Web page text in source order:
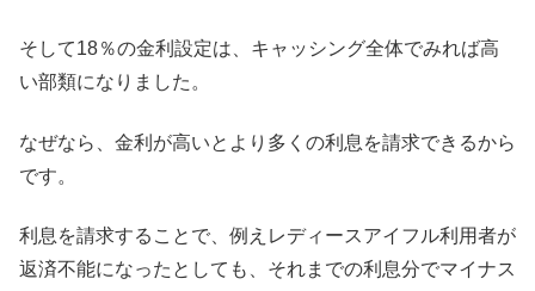
そして18％の金利設定は、キャッシング全体でみれば高
い部類になりました。
なぜなら、金利が高いとより多くの利息を請求できるから
です。
利息を請求することで、例えレディースアイフル利用者が
返済不能になったとしても、それまでの利息分でマイナス